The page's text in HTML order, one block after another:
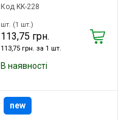
Код KK-228
шт. (1 шт.)
113,75 грн.
113,75 грн. за 1 шт.
В наявності
new